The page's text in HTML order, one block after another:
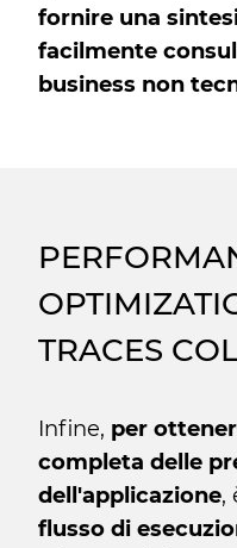
fornire una
facilmente
business non
TRACES
Infine, per
completa delle
dell'applicazione,
flusso di